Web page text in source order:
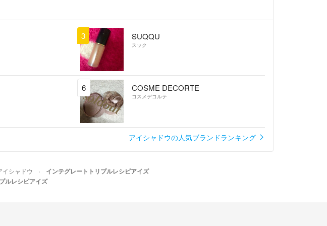
3 SUQQU
スック
6 COSME DECORTE
コスメデコルテ
アイシャドウの人気ブランドランキング
イシャドウ インテグレートトリプルレシピアイズ
ルレシピアイズ